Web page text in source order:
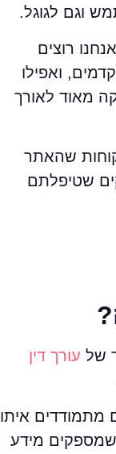
וגם לגוגל.
רוצים
ואפילו
מאוד לאורך
שהאתר
שטיפלתם
של עורך דין
מתמודדים איתו
שמספקים מידע